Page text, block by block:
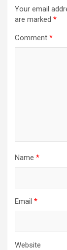
Your email
are marked *
Comment *
Name *
Email *
Website